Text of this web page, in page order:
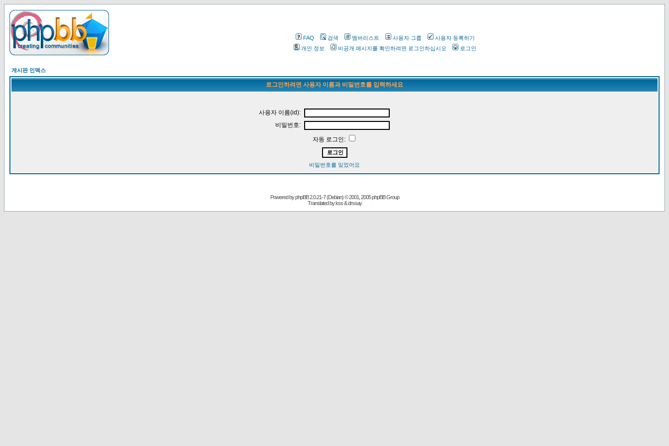
FAQ 검색 멤버리스트 사용자 그룹
사용자 등록하기
개인 정보
비공개 메시지를 확인하려면 로그인하십시오 로그인
게시판 인덱스
로그인하려면 사용자 이름과 비밀번호를 입력하세요
사용자 이름(id):
비밀번호:
자동 로그인:
비밀번호를 잊었어요
Powered byphpBB2.0.21-7 (Debian) © 2001, 2005 phpBB Group
Translated by kss & drssay